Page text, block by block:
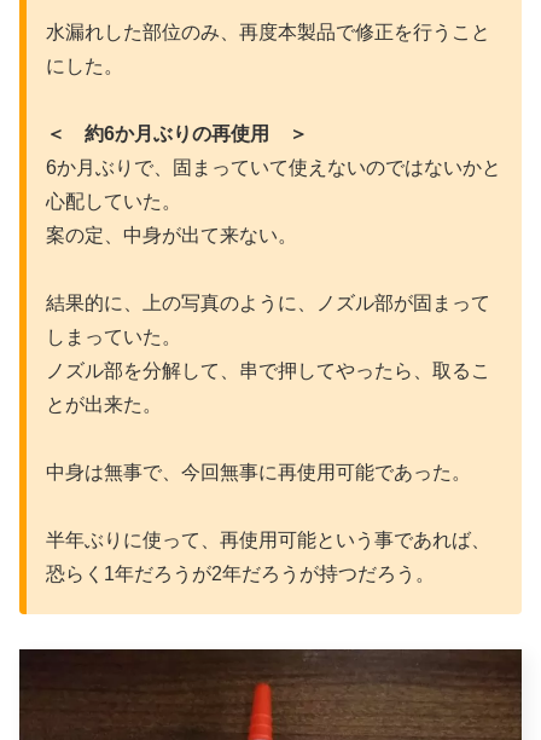
水漏れした部位のみ、再度本製品で修正を行うこと
にした。
＜ 約6か月ぶりの再使用 ＞
6か月ぶりで、固まっていて使えないのではないかと
心配していた。
案の定、中身が出て来ない。
結果的に、上の写真のように、ノズル部が固まって
しまっていた。
ノズル部を分解して、串で押してやったら、取るこ
とが出来た。
中身は無事で、今回無事に再使用可能であった。
半年ぶりに使って、再使用可能という事であれば、
恐らく1年だろうが2年だろうが持つだろう。